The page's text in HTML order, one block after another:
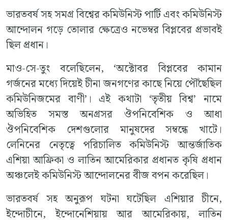
ভারতবর্ষ সহ সমগ্র বিশ্বের কমিউনিস্ট পার্টি এবং কমিউনিস্ট
আন্দোলন গড়ে তোলার ক্ষেত্রেও নভেম্বর বিপ্লবের প্রভাবই
ছিল প্রধান।
মাও-সে-তুং বলেছিলেন, ‘অক্টোবর বিপ্লবের কামান
গর্জনের মধ্যে দিয়েই চীনা জনগণের কাছে নিয়ে পৌঁছেছিল
কমিউনিজমের বাণী’। এই কথাটা ‘তৃতীয় বিশ্ব’ নামে
অভিহিত সমস্ত অনগ্রসর ঔপনিবেশিক ও আধা
ঔপনিবেশিক দেশগুলোর মানুষদের সম্বন্ধে খাটে।
লেনিনের নেতৃত্বে পরিচালিত কমিউনিস্ট আন্তর্জাতিক
এশিয়া আফ্রিকা ও লাতিন আমেরিকার প্রধানত কৃষি প্রধান
অঞ্চলেই কমিউনিস্ট আন্দোলনের বীজ বপন করেছিল।
ভারতবর্ষ সহ অনুরূপ ঘটনা ঘটেছিল এশিয়ার চীনে,
ইন্দোচীনে, ইন্দোনেশিয়ায় আর আমেরিকায়, লাতিন